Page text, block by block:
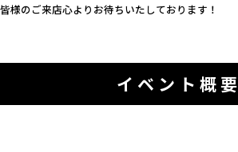
皆様のご来店心よりお待ちいたしております！
イベント概要